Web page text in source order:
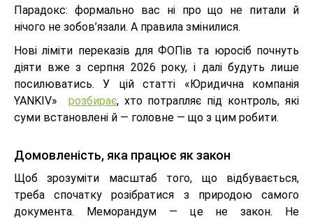
Парадокс: формально вас ні про що не питали й
нічого не зобов’язали. А правила змінилися.
Нові ліміти переказів для ФОПів та юросіб почнуть
діяти вже з серпня 2026 року, і далі будуть лише
посилюватись. У цій статті «Юридична компанія
YANKIV» розбирає, хто потрапляє під контроль, які
суми встановлені й — головне — що з цим робити.
Домовленість, яка працює як закон
Щоб зрозуміти масштаб того, що відбувається,
треба спочатку розібратися з природою самого
документа. Меморандум — це не закон. Не